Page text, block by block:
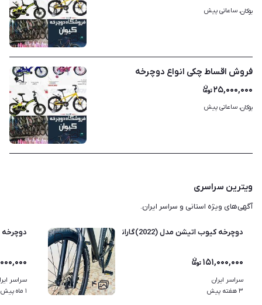
۳
بوکان، ساعاتی پیش
۳
فروش اقساط چکی انواع دوچرخه
۲۵,۰۰۰,۰۰۰
بوکان، ساعاتی پیش
ویترین سراسری
آگهی‌های ویژه استانی و سراسر ایران.
۴
دوچرخه کیوب اتیشن مدل (2022)گارانتی فعال
۱۵۱,۰۰۰,۰۰۰
سراسر ایران
۳ هفته پیش
دوچرخه ترینکس 27
سراسر
۱ ماه پیش